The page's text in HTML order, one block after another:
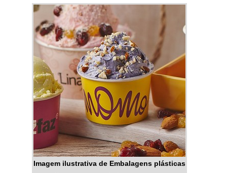
Embalagens Flexíveis se mostra
referência por ter: Melhores
soluções para embalagens
plásticas; Impressão de
embalagens em até 8 cores;
Melhores tecnologias do
mercado para entregar um
produto de extrema qualidade;
Sistema de atendimento
eficaz.Ainda com uma visão
analítica sobre stand up pouch
personalizado, mais do que visar
apenas lucratividade, deve
justo em um só
lugar.INFORMAÇÕES
RELEVANTES SOBRE STAND
UP POUCH COM ZÍPERSe
alguém quer achar stand up
pouch com zíper em uma
empresa comprometida com
seus serviços, acha a MP
Embalagens Flexíveis. Atuando
com filmes plásticos e rótulos
para embalagens, a companhia
oferece sempre a melhor opção
para o cliente final.Sem trocar o
foco sobre stand up pouch com
Imagem ilustrativa de Embalagens plásticas